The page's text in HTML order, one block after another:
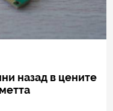
назад в цените